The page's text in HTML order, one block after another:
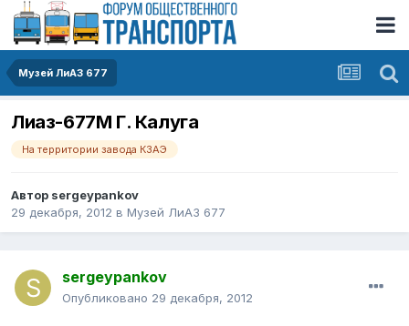
Музей ЛиАЗ 677
Лиаз-677М Г. Калуга
На территории завода КЗАЭ
Автор sergeypankov
29 декабря, 2012 в Музей ЛиАЗ 677
sergeypankov
Опубликовано 29 декабря, 2012